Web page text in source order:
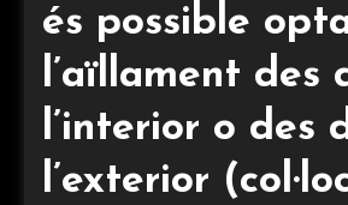
és possible
l’aïllament des
l’interior o des
l’exterior